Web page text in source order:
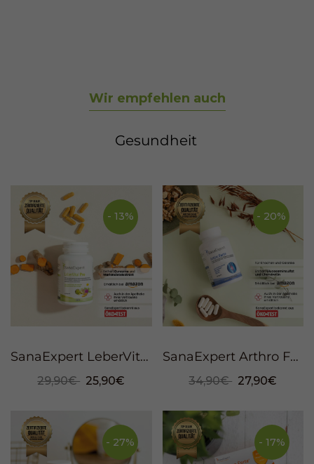
Wir empfehlen auch
Gesundheit
- 13%
SanaExpert LeberVital Pro, 120 Kapseln
29,90€ 25,90€
- 20%
SanaExpert Arthro Forte, 120 Kapseln
34,90€ 27,90€
- 27% - 17%